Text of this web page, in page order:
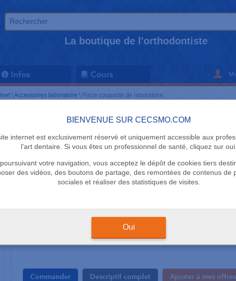
La boutique de l'orthodontiste
Infos Cours
BIENVENUE SUR CECSMO.COM
internet est exclusivement réservé et uniquement accessible aux
l'art dentaire. Si vous êtes un professionnel de santé, cliquez sur oui.
votre navigation, vous acceptez le dépôt de cookies tiers
des vidéos, des boutons de partage, des remontées de contenus de
sociales et réaliser des statistiques de visites.
Oui
\Accessoires laboratoire \ Pince coupante de laboratoire
Pince
Knipex
Commander Descriptif complet Ajouter à mes